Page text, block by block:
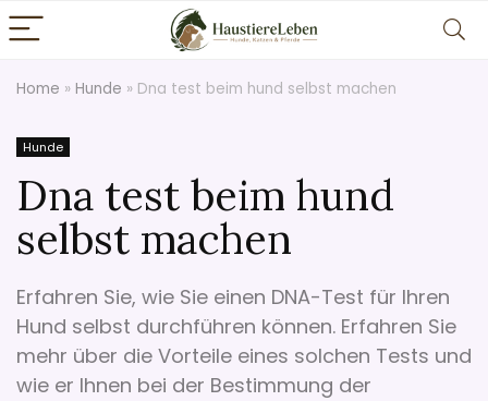
Home » Hunde » Dna test beim hund selbst machen
Hunde
Dna test beim hund
selbst machen
Erfahren Sie, wie Sie einen DNA-Test für Ihren
Hund selbst durchführen können. Erfahren Sie
mehr über die Vorteile eines solchen Tests und
wie er Ihnen bei der Bestimmung der